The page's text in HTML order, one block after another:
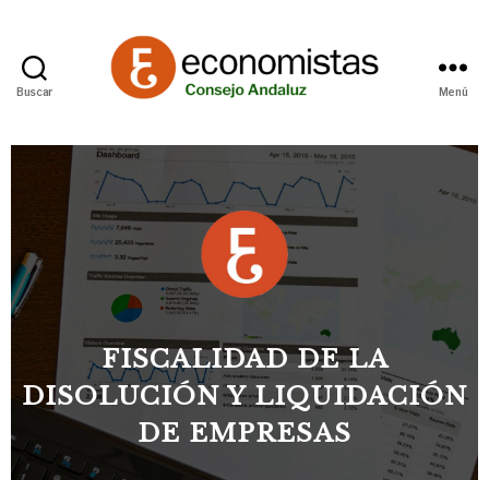
Buscar Menú
FISCALIDAD DE LA
DISOLUCIÓN Y LIQUIDACIÓN
DE EMPRESAS